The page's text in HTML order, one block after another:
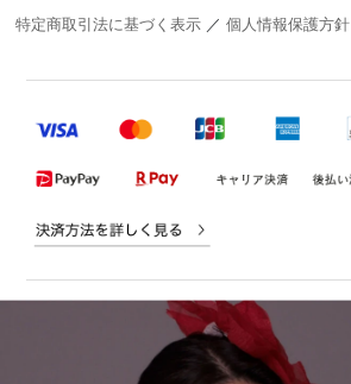
特定商取引法に基づく表示 ／個人情報保護方針